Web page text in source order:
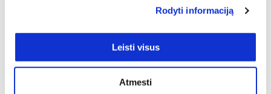
Rodyti informaciją
Leisti visus
Atmesti